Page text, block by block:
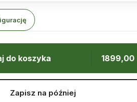
do koszyka 1899,00
Zapisz na później